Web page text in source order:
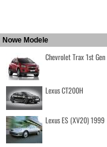
Nowe Modele
Chevrolet Trax 1st Gen
Lexus CT200H
Lexus ES (XV20) 1999